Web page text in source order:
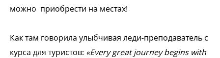
можно приобрести на местах!
Как там говорила улыбчивая леди-преподаватель с
курса для туристов: «Every great journey begins with